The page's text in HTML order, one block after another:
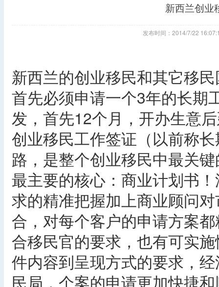
新西兰创业
发布时间：2014/7/22
新西兰的创业移民和其它移
首先必须申请一个3年的长期
发，首先12个月，开办生意
创业移民工作签证（以前称
路，是整个创业移民中最关
最主要的核心：商业计划书
求的精准把握加上商业顾问
合，对每个客户的申请方案
合移民官的要求，也有可实
件内容到呈现方式的要求，
民局，个案的申请更加快捷